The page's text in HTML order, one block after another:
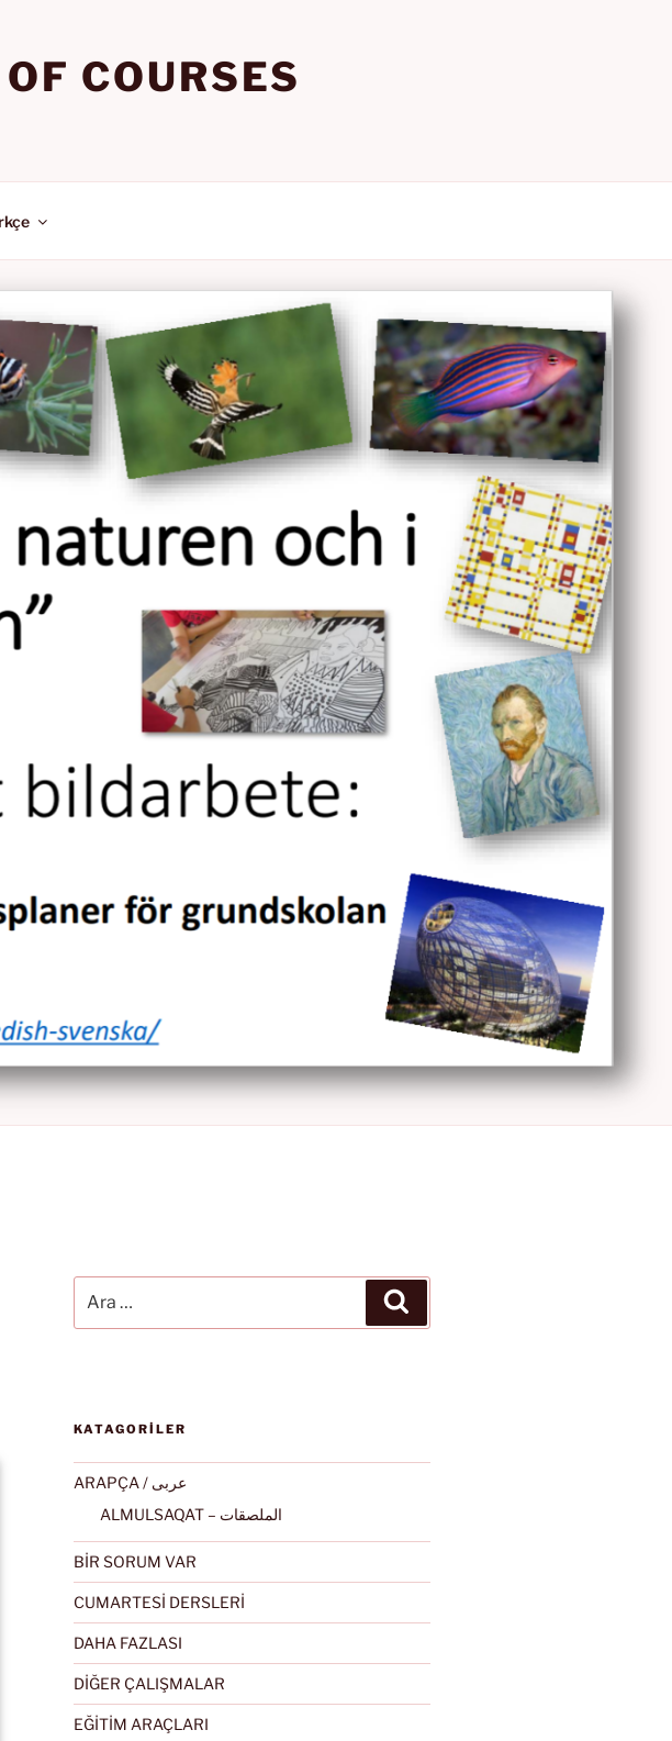
COURSES
KATAGORİLER
ARAPÇA / عربى
ALMULSAQAT – الملصقات
BİR SORUM VAR
CUMARTESİ DERSLERİ
DAHA FAZLASI
DİĞER ÇALIŞMALAR
EĞİTİM ARAÇLARI